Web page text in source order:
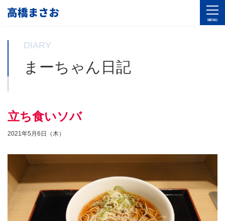
DIARY
まーちゃん日記
立ち食いソバ
2021年5月6日（木）